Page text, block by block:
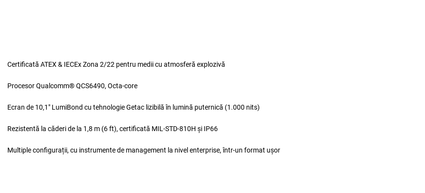
Certificată ATEX & IECEx Zona 2/22 pentru medii cu atmosferă explozivă
Procesor Qualcomm® QCS6490, Octa-core
Ecran de 10,1" LumiBond cu tehnologie Getac lizibilă în lumină puternică (1.000 nits)
Rezistentă la căderi de la 1,8 m (6 ft), certificată MIL-STD-810H și IP66
Multiple configurații, cu instrumente de management la nivel enterprise, într-un format ușor